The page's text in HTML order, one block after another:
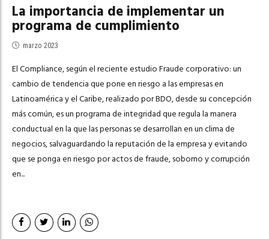
La importancia de implementar un
programa de cumplimiento
marzo 2023
El Compliance, según el reciente estudio Fraude corporativo: un
cambio de tendencia que pone en riesgo a las empresas en
Latinoamérica y el Caribe, realizado por BDO, desde su concepción
más común, es un programa de integridad que regula la manera
conductual en la que las personas se desarrollan en un clima de
negocios, salvaguardando la reputación de la empresa y evitando
que se ponga en riesgo por actos de fraude, soborno y corrupción
en...